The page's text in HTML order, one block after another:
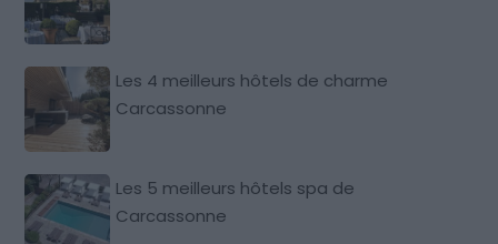
Les 4 meilleurs hôtels de charme
Carcassonne
Les 5 meilleurs hôtels spa de
Carcassonne